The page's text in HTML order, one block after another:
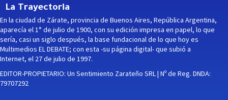
La Trayectoria
En la ciudad de Zárate, provincia de Buenos Aires, República Argentina,
aparecía el 1° de julio de 1900, con su edición impresa en papel, lo que
sería, casi un siglo después, la base fundacional de lo que hoy es
Multimedios EL DEBATE; con esta -su página digital- que subió a
Internet, el 27 de julio de 1997.
EDITOR-PROPIETARIO: Un Sentimiento Zarateño SRL | Nº de Reg. DNDA:
79707292